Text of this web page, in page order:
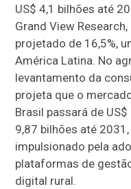
US$ 4,1 bilhões até
Grand View
projetado de 16,5%,
América Latina. No
levantamento da
projeta que o
Brasil passará de
9,87 bilhões até
impulsionado pela
plataformas de
digital rural.